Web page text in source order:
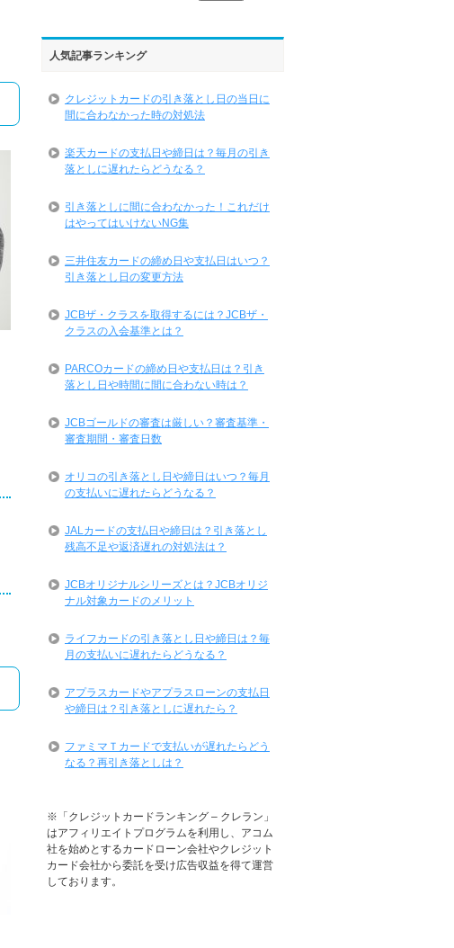
人気記事ランキング
クレジットカードの引き落とし日の当日に
間に合わなかった時の対処法
楽天カードの支払日や締日は？毎月の引き
落としに遅れたらどうなる？
引き落としに間に合わなかった！これだけ
はやってはいけないNG集
三井住友カードの締め日や支払日はいつ？
引き落とし日の変更方法
JCBザ・クラスを取得するには？JCBザ・
クラスの入会基準とは？
PARCOカードの締め日や支払日は？引き
落とし日や時間に間に合わない時は？
JCBゴールドの審査は厳しい？審査基準・
審査期間・審査日数
オリコの引き落とし日や締日はいつ？毎月
の支払いに遅れたらどうなる？
JALカードの支払日や締日は？引き落とし
残高不足や返済遅れの対処法は？
JCBオリジナルシリーズとは？JCBオリジ
ナル対象カードのメリット
ライフカードの引き落とし日や締日は？毎
月の支払いに遅れたらどうなる？
アプラスカードやアプラスローンの支払日
や締日は？引き落としに遅れたら？
ファミマＴカードで支払いが遅れたらどう
なる？再引き落としは？
※「クレジットカードランキング – クレラン」
はアフィリエイトプログラムを利用し、アコム
社を始めとするカードローン会社やクレジット
カード会社から委託を受け広告収益を得て運営
しております。